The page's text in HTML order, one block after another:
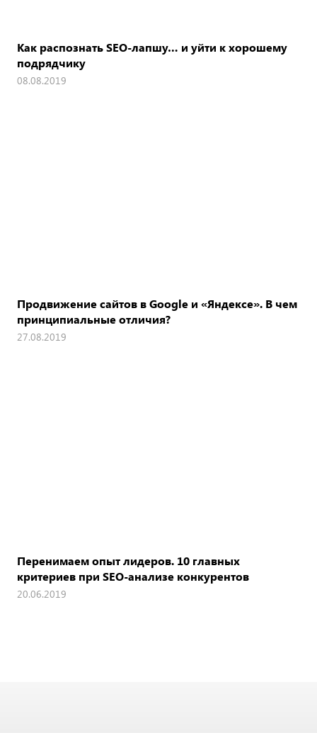
Как распознать SEO-лапшу… и уйти к хорошему
подрядчику
08.08.2019
Продвижение сайтов в Google и «Яндексе». В чем
принципиальные отличия?
27.08.2019
Перенимаем опыт лидеров. 10 главных
критериев при SEO-анализе конкурентов
20.06.2019